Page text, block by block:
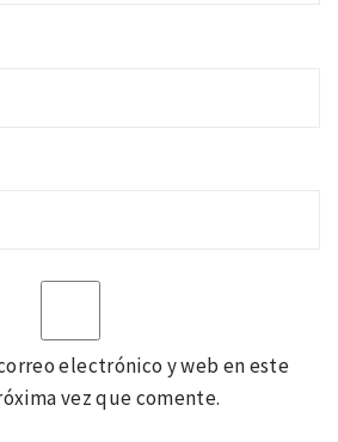
electrónico y web en este
vez que comente.